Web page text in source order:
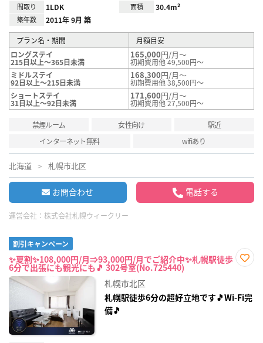
間取り 1LDK 面積 30.4m²
築年数 2011年 9月 築
プラン名・期間
月額目安
ロングステイ
215日以上～365日未満
165,000円/月～
初期費用他 49,500円～
ミドルステイ
92日以上～215日未満
168,300円/月～
初期費用他 38,500円～
ショートステイ
31日以上～92日未満
171,600円/月～
初期費用他 27,500円～
禁煙ルーム 女性向け
駅近
インターネット無料
wifiあり
北海道 札幌市北区
お問合わせ 電話する
運営会社： 株式会社札幌ウィークリー
割引キャンペーン
✨夏割✨108,000円/月⇒93,000円/月でご紹介中✨札幌駅徒歩
6分で出張にも観光にも🎵 302号室(No.725440)
録
札幌市北区
札幌駅徒歩6分の超好立地です🎵Wi-Fi完
備🎵